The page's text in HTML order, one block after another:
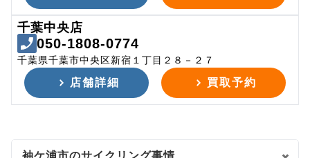
千葉中央店
050-1808-0774
千葉県千葉市中央区新宿１丁目２８－２７
店舗詳細 買取予約
袖ケ浦市のサイクリング事情